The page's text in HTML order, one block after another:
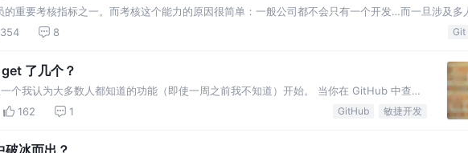
重要考核指标之一。而考核这个能力的原因很简单：一般公司都不会只有一个开发…而一旦涉及多
团队的开发效率。Time is money！ 说到协作，面试中当然就会聊到开发人员日常最需要协作的事
354 8 Git
了几个？
个我认为大多数人都知道的功能（即使一周之前我不知道）开始。 当你在 GitHub 中查看
上角都会呈现一个铅笔图标。 点击它即可编辑该文件。 编辑完成之后，点击“ Propose
162 1 GitHub 敏捷开发
冰而出？